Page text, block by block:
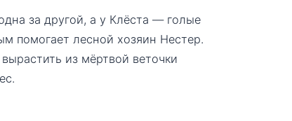
за другой, а у Клёста — голые
помогает лесной хозяин Нестер.
из мёртвой веточки